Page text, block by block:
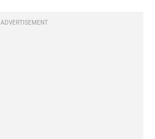
ADVERTISEMENT